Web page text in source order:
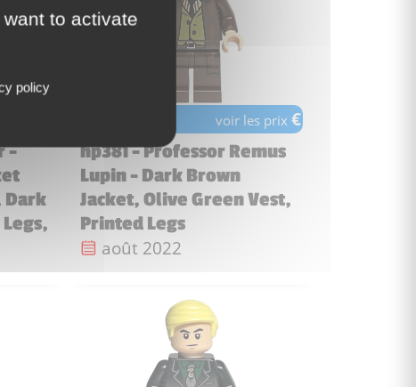
-
Dark
voir les prix €
hp381 - Professor Remus
Lupin - Dark Brown
Jacket, Olive Green Vest,
Printed Legs
Date de sortie :
août 2022
to activate
policy